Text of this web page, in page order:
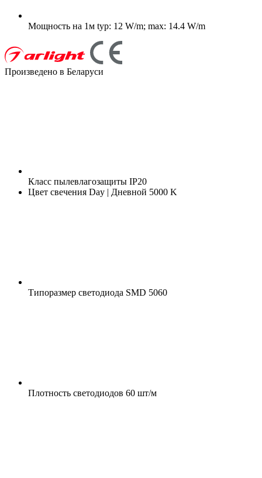
Мощность на 1м typ: 12 W/m; max: 14.4 W/m
Произведено в Беларуси
Класс пылевлагозащиты IP20
Цвет свечения Day | Дневной 5000 K
Типоразмер светодиода SMD 5060
Плотность светодиодов 60 шт/м